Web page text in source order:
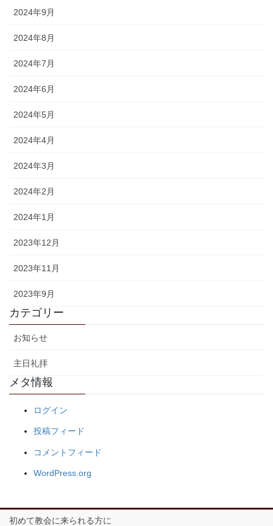
2024年9月
2024年8月
2024年7月
2024年6月
2024年5月
2024年4月
2024年3月
2024年2月
2024年1月
2023年12月
2023年11月
2023年9月
カテゴリー
お知らせ
主日礼拝
メタ情報
ログイン
投稿フィード
コメントフィード
WordPress.org
初めて教会に来られる方に